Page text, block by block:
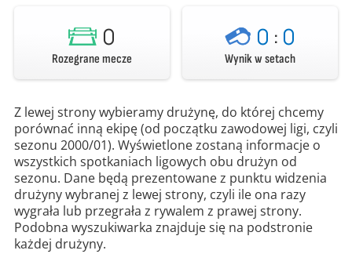
0
Rozegrane mecze
0 : 0
Wynik w setach
Z lewej strony wybieramy drużynę, do której chcemy
porównać inną ekipę (od początku zawodowej ligi, czyli
sezonu 2000/01). Wyświetlone zostaną informacje o
wszystkich spotkaniach ligowych obu drużyn od
sezonu. Dane będą prezentowane z punktu widzenia
drużyny wybranej z lewej strony, czyli ile ona razy
wygrała lub przegrała z rywalem z prawej strony.
Podobna wyszukiwarka znajduje się na podstronie
każdej drużyny.